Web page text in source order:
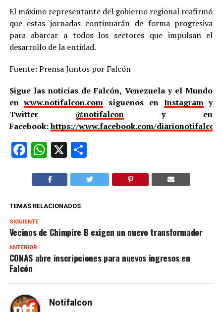
El máximo representante del gobierno regional reafirmó
que estas jornadas continuarán de forma progresiva
para abarcar a todos los sectores que impulsan el
desarrollo de la entidad.
Fuente: Prensa Juntos por Falcón
Sigue las noticias de Falcón, Venezuela y el Mundo
enwww.notifalcon.com síguenos en Instagramy
Twitter @notifalcony en
Facebook:https://www.facebook.com/
Facebook
WhatsApp
X Compartir
TEMAS RELACIONADOS
SIGUIENTE
Vecinos de Chimpire B exigen un nuevo transformador
ANTERIOR
CONAS abre inscripciones para nuevos ingresos en
Falcón
Notifalcon